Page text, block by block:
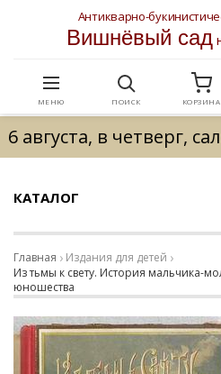
Антикварно-
Вишнёвый сад
МЕНЮ ПОИСК КОРЗИНА
6 августа, в четверг,
КАТАЛОГ
Главная
Издания для детей
Из тьмы к свету. История мальчика-
юношества